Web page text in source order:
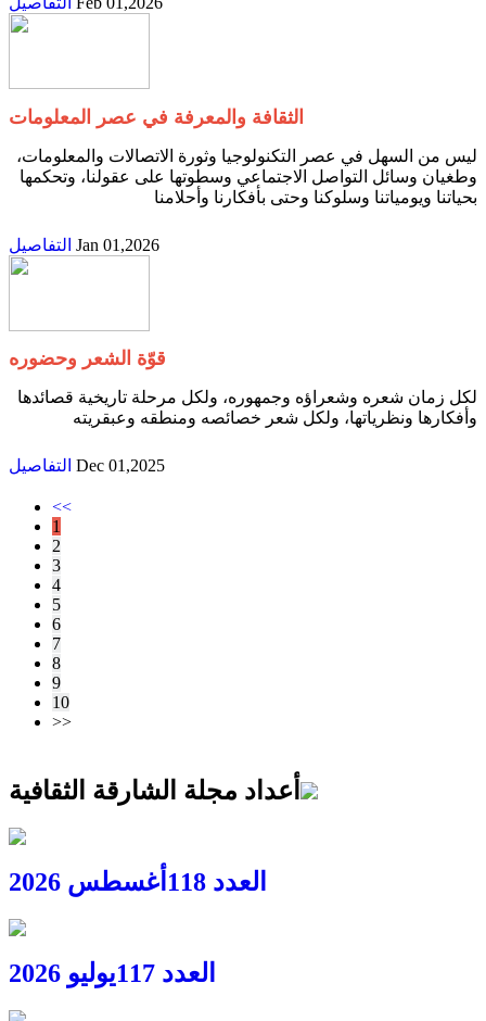
الثقافة والمعرفة في عصر المعلومات
‬بحياتنا‭ ‬ويومياتنا‭ ‬وسلوكنا‭ ‬وحتى‭ ‬بأفكارنا‭ ‬وأحلامنا
التفاصيل Jan 01,2026
قوّة الشعر وحضوره
‬وأفكارها‭ ‬ونظرياتها،‭ ‬ولكل‭ ‬شعر‭ ‬خصائصه‭ ‬ومنطقه‭ ‬وعبقريته
التفاصيل Dec 01,2025
<<
1
2
3
4
5
6
7
8
9
10
>>
أعداد مجلة الشارقة الثقافية
العدد 118 أغسطس 2026
العدد 117 يوليو 2026